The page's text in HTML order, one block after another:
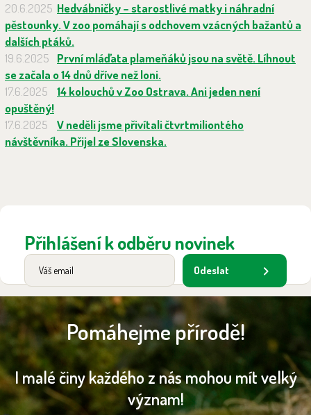
20.6.2025 Hedvábničky – starostlivé matky i náhradní
pěstounky. V zoo pomáhají s odchovem vzácných bažantů a
dalších ptáků.
19.6.2025
První mláďata plameňáků jsou na světě. Líhnout
se začala o 14 dnů dříve než loni.
17.6.2025
14 kolouchů v Zoo Ostrava. Ani jeden není
opuštěný!
17.6.2025
V neděli jsme přivítali čtvrtmiliontého
návštěvníka. Přijel ze Slovenska.
Přihlášení k odběru novinek
Odeslat
Pomáhejme přírodě!
I malé činy každého z nás mohou mít velký
význam!